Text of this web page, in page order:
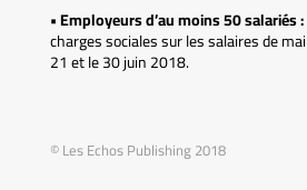
• Employeurs d’au moins 50 salariés :
charges sociales sur les salaires de
21 et le 30 juin 2018.
© Les Echos Publishing 2018